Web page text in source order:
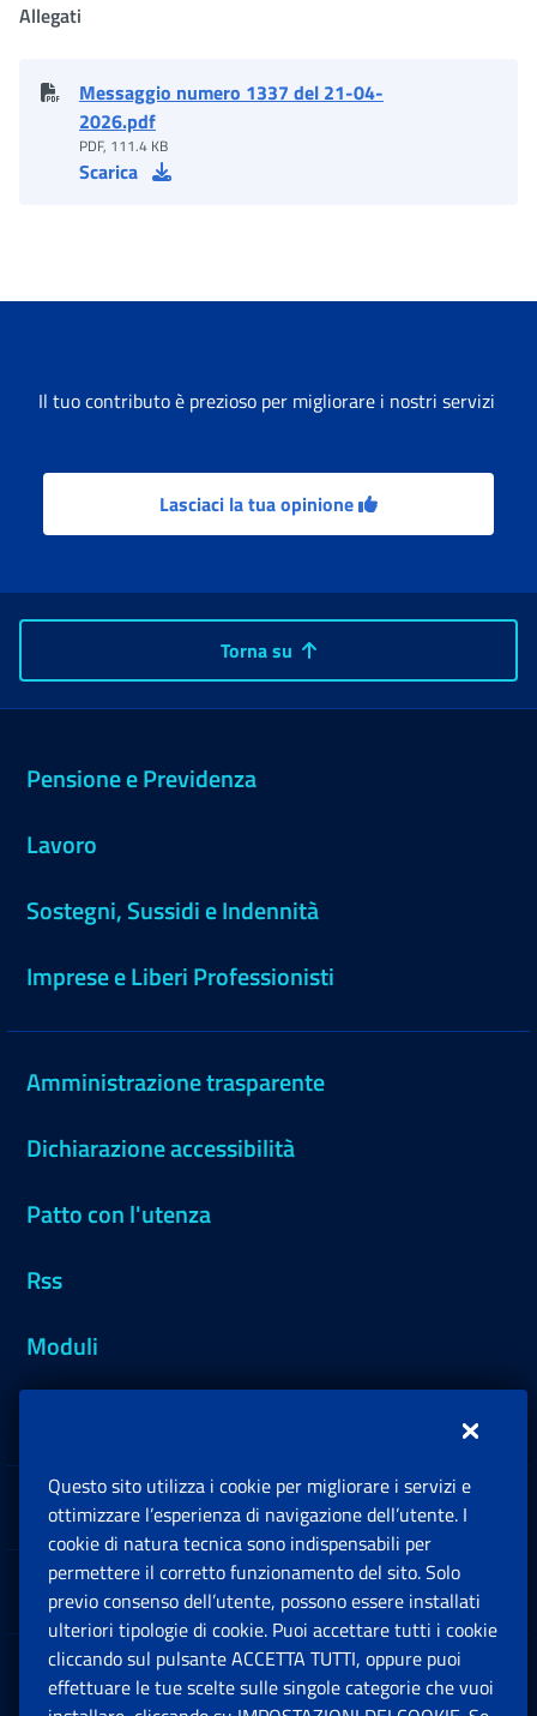
Allegati
Messaggio numero 1337 del 21-04-
2026.pdf
PDF, 111.4 KB
Scarica
Il tuo contributo è prezioso per migliorare i nostri servizi
Lasciaci la tua opinione
Torna su
Pensione e Previdenza
Lavoro
Sostegni, Sussidi e Indennità
Imprese e Liberi Professionisti
Amministrazione trasparente
Dichiarazione accessibilità
Patto con l'utenza
Rss
Moduli
Sedi e Contatti
Software
Note Legali
Questo sito utilizza i cookie per migliorare i servizi e
ottimizzare l’esperienza di navigazione dell’utente. I
cookie di natura tecnica sono indispensabili per
permettere il corretto funzionamento del sito. Solo
previo consenso dell’utente, possono essere installati
ulteriori tipologie di cookie. Puoi accettare tutti i cookie
cliccando sul pulsante ACCETTA TUTTI, oppure puoi
effettuare le tue scelte sulle singole categorie che vuoi